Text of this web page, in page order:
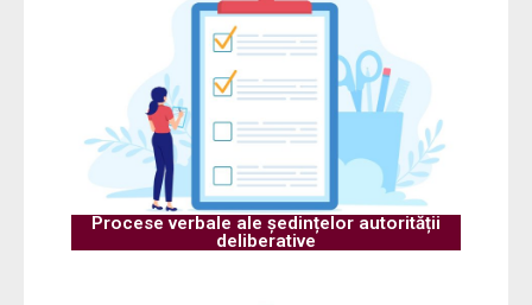
Procese verbale ale ședințelor autorității
deliberative